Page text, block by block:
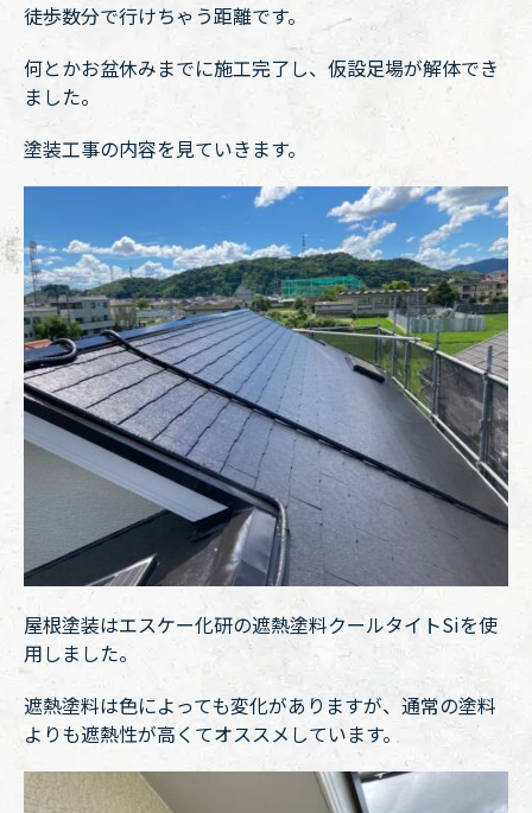
徒歩数分で行けちゃう距離です。
何とかお盆休みまでに施工完了し、仮設足場が解体でき
ました。
塗装工事の内容を見ていきます。
屋根塗装はエスケー化研の遮熱塗料クールタイトSiを使
用しました。
遮熱塗料は色によっても変化がありますが、通常の塗料
よりも遮熱性が高くてオススメしています。